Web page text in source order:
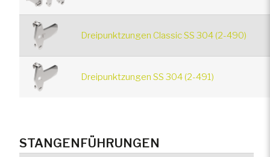
Dreipunktzungen Classic SS 304 (2-490)
Dreipunktzungen SS 304 (2-491)
STANGENFÜHRUNGEN